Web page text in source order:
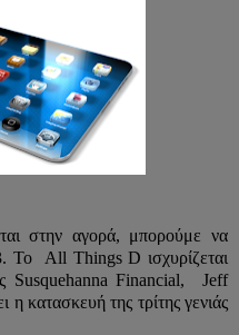
στην αγορά, μπορούμε να
To All Things D ισχυρίζεται
Susquehanna Financial, Jeff
η κατασκευή της τρίτης γενιάς